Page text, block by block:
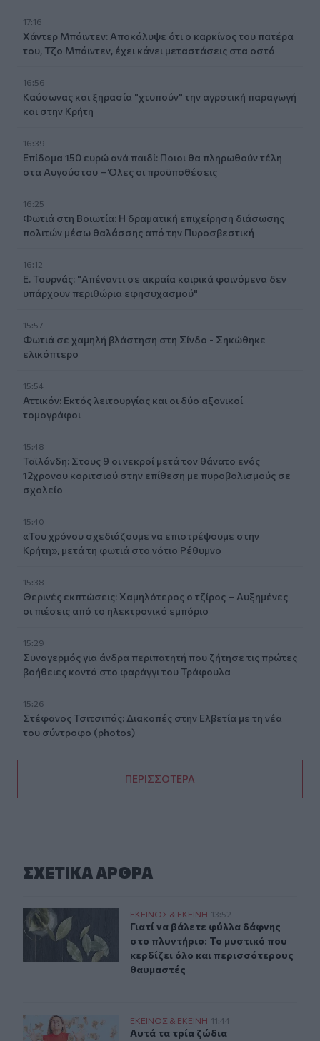
17:16
Χάντερ Μπάιντεν: Αποκάλυψε ότι ο καρκίνος του πατέρα
του, Τζο Μπάιντεν, έχει κάνει μεταστάσεις στα οστά
16:56
Καύσωνας και ξηρασία "χτυπούν" την αγροτική παραγωγή
και στην Κρήτη
16:39
Επίδομα 150 ευρώ ανά παιδί: Ποιοι θα πληρωθούν τέλη
στα Αυγούστου – Όλες οι προϋποθέσεις
16:25
Φωτιά στη Βοιωτία: Η δραματική επιχείρηση διάσωσης
πολιτών μέσω θαλάσσης από την Πυροσβεστική
16:12
Ε. Τουρνάς: "Απέναντι σε ακραία καιρικά φαινόμενα δεν
υπάρχουν περιθώρια εφησυχασμού"
15:57
Φωτιά σε χαμηλή βλάστηση στη Σίνδο - Σηκώθηκε
ελικόπτερο
15:54
Αττικόν: Εκτός λειτουργίας και οι δύο αξονικοί
τομογράφοι
15:48
Ταϊλάνδη: Στους 9 οι νεκροί μετά τον θάνατο ενός
12χρονου κοριτσιού στην επίθεση με πυροβολισμούς σε
σχολείο
15:40
«Του χρόνου σχεδιάζουμε να επιστρέψουμε στην
Κρήτη», μετά τη φωτιά στο νότιο Ρέθυμνο
15:38
Θερινές εκπτώσεις: Χαμηλότερος ο τζίρος – Αυξημένες
οι πιέσεις από το ηλεκτρονικό εμπόριο
15:29
Συναγερμός για άνδρα περιπατητή που ζήτησε τις πρώτες
βοήθειες κοντά στο φαράγγι του Τράφουλα
15:26
Στέφανος Τσιτσιπάς: Διακοπές στην Ελβετία με τη νέα
του σύντροφο (photos)
ΠΕΡΙΣΣΟΤΕΡΑ
ΣΧΕΤΙΚA AΡΘΡΑ
Γιατί να βάλετε φύλλα δάφνης στο πλυντήριο: Το
ΕΚΕΙΝΟΣ & ΕΚΕΙΝΗ 13:52
Γιατί να βάλετε φύλλα δάφνης στο
Γιατί να βάλετε φύλλα δάφνης
στο πλυντήριο: Το μυστικό που
κερδίζει όλο και περισσότερους
θαυμαστές
Αυτά τα τρία ζώδια προσελκύουν σημαντική
ΕΚΕΙΝΟΣ & ΕΚΕΙΝΗ 11:44
Αυτά τα τρία ζώδια προσελκύουν
Αυτά τα τρία ζώδια